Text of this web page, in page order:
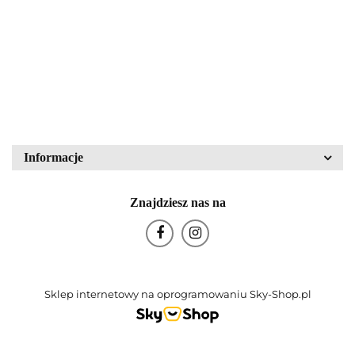
Bohemia Glas
Informacje
Znajdziesz nas na
Sklep internetowy na oprogramowaniu Sky-Shop.pl